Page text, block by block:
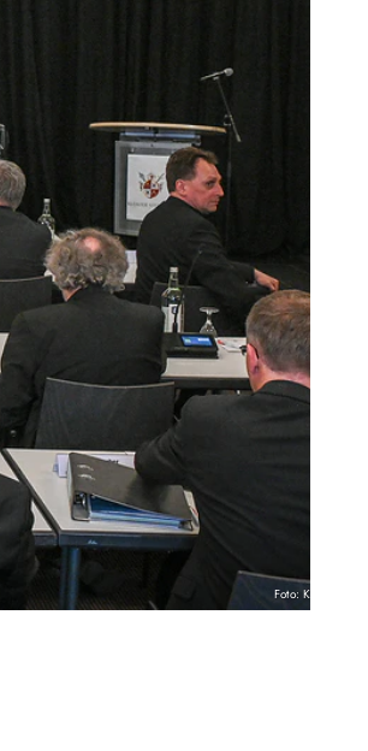
Foto: KNA